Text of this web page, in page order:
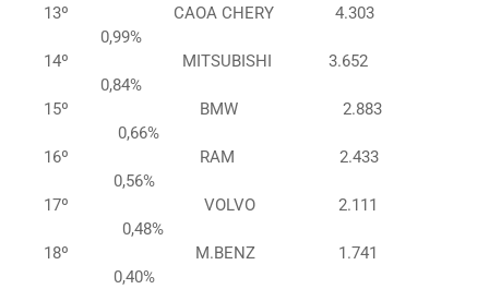
13º CAOA CHERY 4.303
0,99%
14º MITSUBISHI 3.652
0,84%
15º BMW 2.883
0,66%
16º RAM 2.433
0,56%
17º VOLVO 2.111
0,48%
18º M.BENZ 1.741
0,40%